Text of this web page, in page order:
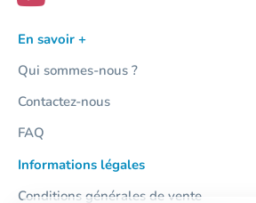
En savoir +
Qui sommes-nous ?
Contactez-nous
FAQ
Informations légales
Conditions générales de vente